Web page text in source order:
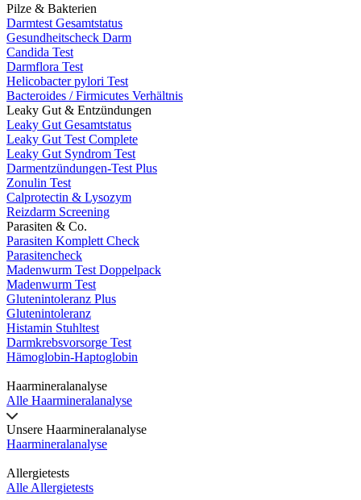
Pilze & Bakterien
Darmtest Gesamtstatus
Gesundheitscheck Darm
Candida Test
Darmflora Test
Helicobacter pylori Test
Bacteroides / Firmicutes Verhältnis
Leaky Gut & Entzündungen
Leaky Gut Gesamtstatus
Leaky Gut Test Complete
Leaky Gut Syndrom Test
Darmentzündungen-Test Plus
Zonulin Test
Calprotectin & Lysozym
Reizdarm Screening
Parasiten & Co.
Parasiten Komplett Check
Parasitencheck
Madenwurm Test Doppelpack
Madenwurm Test
Glutenintoleranz Plus
Glutenintoleranz
Histamin Stuhltest
Darmkrebsvorsorge Test
Hämoglobin-Haptoglobin
Haarmineralanalyse
Alle Haarmineralanalyse
Unsere Haarmineralanalyse
Haarmineralanalyse
Allergietests
Alle Allergietests